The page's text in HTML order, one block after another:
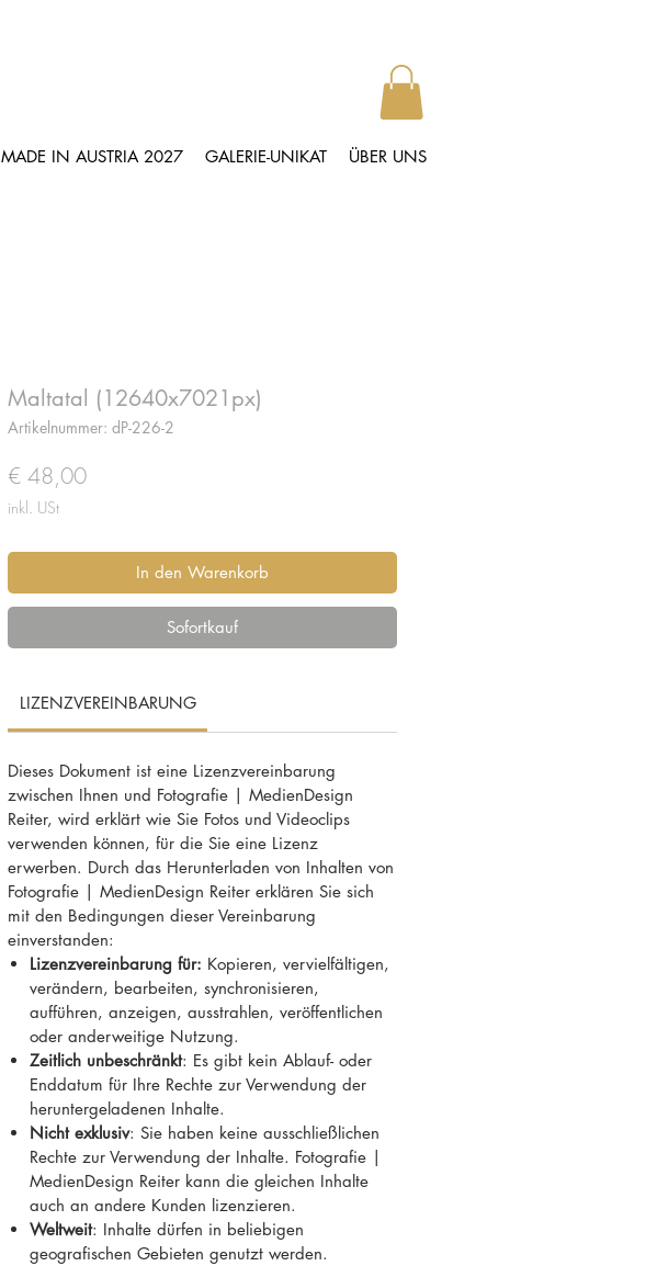
MADE IN AUSTRIA 2027 GALERIE-UNIKAT ÜBER UNS
Maltatal (12640x7021px)
Artikelnummer: dP-226-2
€ 48,00Preis
inkl. USt
In den Warenkorb
Sofortkauf
LIZENZVEREINBARUNG
Dieses Dokument ist eine Lizenzvereinbarung
zwischen Ihnen und Fotografie | MedienDesign
Reiter, wird erklärt wie Sie Fotos und Videoclips
verwenden können, für die Sie eine Lizenz
erwerben. Durch das Herunterladen von Inhalten von
Fotografie | MedienDesign Reiter erklären Sie sich
mit den Bedingungen dieser Vereinbarung
einverstanden:
Lizenzvereinbarung für: Kopieren, vervielfältigen,
verändern, bearbeiten, synchronisieren,
aufführen, anzeigen, ausstrahlen, veröffentlichen
oder anderweitige Nutzung.
Zeitlich unbeschränkt: Es gibt kein Ablauf- oder
Enddatum für Ihre Rechte zur Verwendung der
heruntergeladenen Inhalte.
Nicht exklusiv: Sie haben keine ausschließlichen
Rechte zur Verwendung der Inhalte. Fotografie |
MedienDesign Reiter kann die gleichen Inhalte
auch an andere Kunden lizenzieren.
Weltweit: Inhalte dürfen in beliebigen
geografischen Gebieten genutzt werden.